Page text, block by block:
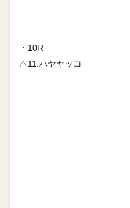
・10R
△11.ハヤヤッコ